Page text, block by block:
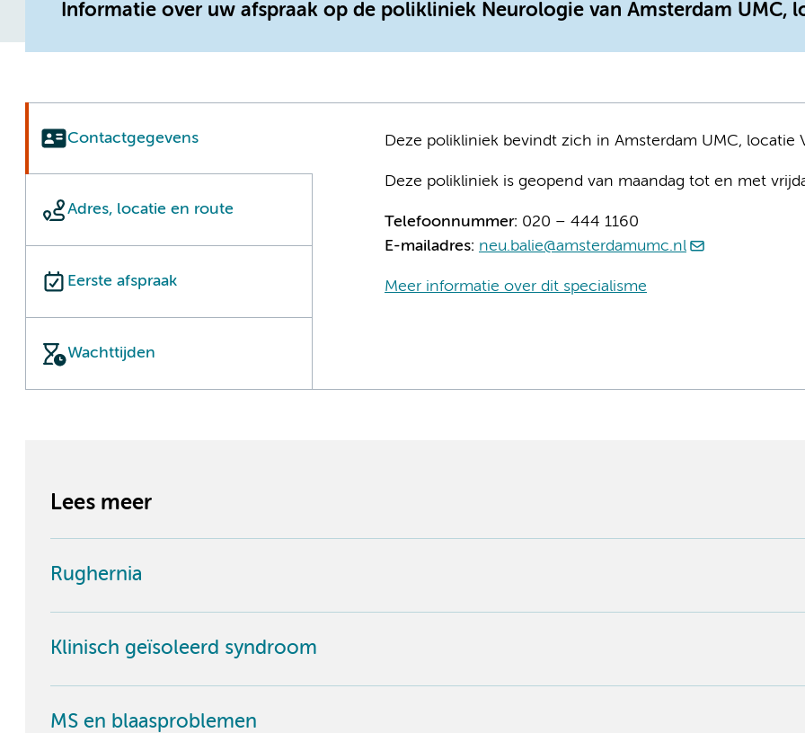
Informatie over uw afspraak op de polikliniek Neurologie van Amsterdam UMC,
Contactgegevens
Adres, locatie en route
Eerste afspraak
Wachttijden
Deze polikliniek bevindt zich in Amsterdam UMC, locatie
Deze polikliniek is geopend van maandag tot en met
Telefoonnummer: 020 – 444 1160
E-mailadres: neu.balie@amsterdamumc.nl
Meer informatie over dit specialisme
Lees meer
Rughernia
Klinisch geïsoleerd syndroom
MS en blaasproblemen